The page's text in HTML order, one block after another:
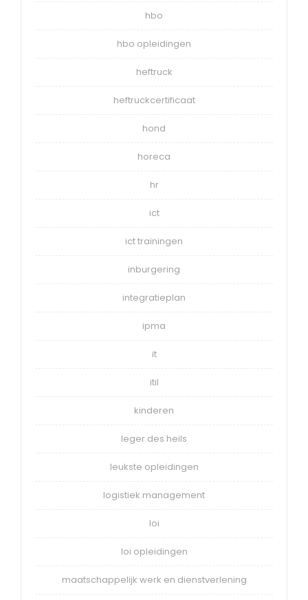
hbo
hbo opleidingen
heftruck
heftruckcertificaat
hond
horeca
hr
ict
ict trainingen
inburgering
integratieplan
ipma
it
itil
kinderen
leger des heils
leukste opleidingen
logistiek management
loi
loi opleidingen
maatschappelijk werk en dienstverlening